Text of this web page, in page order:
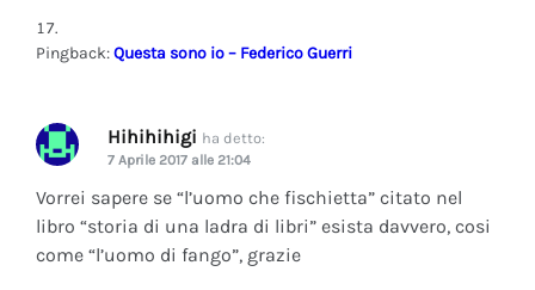
Pingback:Questa sono io – Federico Guerri
Hihihihigi ha detto:
7 Aprile 2017 alle 21:04
Vorrei sapere se “l’uomo che fischietta” citato nel
libro “storia di una ladra di libri” esista davvero, cosi
come “l’uomo di fango”, grazie